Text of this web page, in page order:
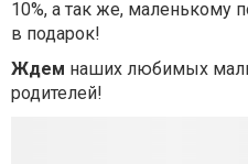
10%, а так же, маленькому
в подарок!
Ждем наших любимых
родителей!